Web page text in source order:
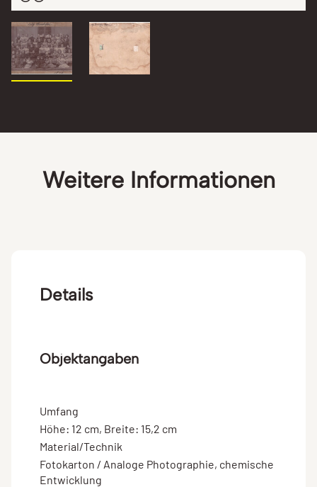
Weitere Informationen
Details
Objektangaben
Umfang
Höhe: 12 cm, Breite: 15,2 cm
Material/Technik
Fotokarton / Analoge Photographie, chemische
Entwicklung